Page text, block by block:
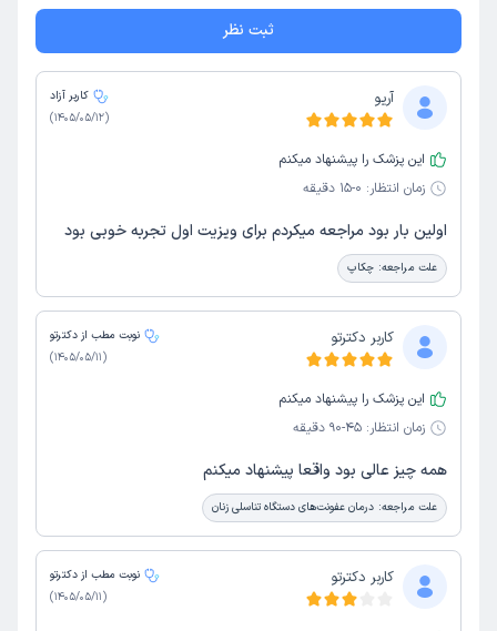
ثبت نظر
آریو
کاربر آزاد
(
1405/05/12
)
این پزشک را پیشنهاد میکنم
زمان انتظار: 0-15 دقیقه
اولین بار بود مراجعه میکردم برای ویزیت اول تجربه خوبی بود
علت مراجعه: چکاپ
کاربر دکترتو
نوبت مطب از دکترتو
(
1405/05/11
)
این پزشک را پیشنهاد میکنم
زمان انتظار: 45-90 دقیقه
همه چیز عالی بود واقعا پیشنهاد میکنم
علت مراجعه: درمان عفونت‌های دستگاه تناسلی زنان
کاربر دکترتو
نوبت مطب از دکترتو
(
1405/05/11
)